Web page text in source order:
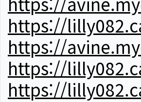
https://
https://
https://
https://